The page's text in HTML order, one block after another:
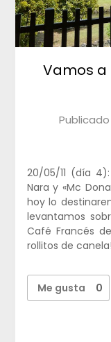
Vamos a
20/05/11 (día
Nara y «Mc
hoy lo
levantamos
Café Francés
rollitos de
Me gusta 0